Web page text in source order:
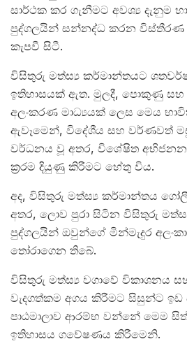
සාර්ථක කර ගැනීමට අවශ්‍ය දැනුම
පුද්ගලයින් සන්නද්ධ කරන විස්තීරණ
කැපවී සිටී.
විසිතුරු මත්ස්‍ය කර්මාන්තයට
ඉතිහාසයක් ඇත. මුලදී, පොකුණු සහ
අලංකරණ මාධ්‍යයක් ලෙස මෙය
ඇවෑමෙන්, විදේශීය සහ වර්ණවත්
වර්ධනය වූ අතර, විශේෂිත
ක්‍රරම දියුණු කිරීමට හේතු විය.
අද, විසිතුරු මත්ස්‍ය කර්මාන්තය
අතර, ලොව පුරා සිටින විසිතුරු
පුද්ගලයින් ඔවුන්ගේ මින්මැදුර
තෝරාගෙන තිබේ.
විසිතුරු මත්ස්‍ය වගාවේ විකාශනය
වැදගත්කම අගය කිරීමට සිසුන්ට
පාඨමාලාව ආරම්භ වන්නේ මෙම
ඉතිහාසය ගවේෂණය කිරීමෙනි.